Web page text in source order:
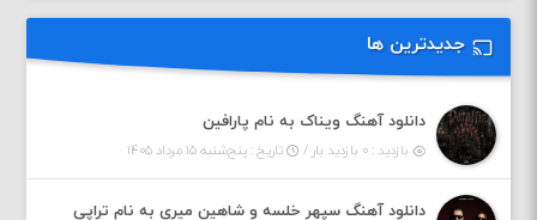
جدیدترین ها
دانلود آهنگ ویناک به نام پارافین
بازدید : ۰ بازدید بار / تاریخ : پنج‌شنبه ۱۵ مرداد ۱۴۰۵
دانلود آهنگ سپهر خلسه و شاهین میری به نام تراپی